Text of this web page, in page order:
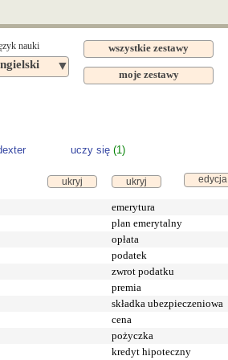
nauki
▼
wszystkie zestawy
moje zestawy
uczy się (1)
ukryj ukryj edycja
emerytura
plan emerytalny
opłata
podatek
zwrot podatku
premia
składka ubezpieczeniowa
cena
pożyczka
kredyt hipoteczny